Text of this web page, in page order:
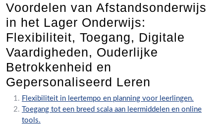
Voordelen van Afstandsonderwijs
in het Lager Onderwijs:
Flexibiliteit, Toegang, Digitale
Vaardigheden, Ouderlijke
Betrokkenheid en
Gepersonaliseerd Leren
Flexibiliteit in leertempo en planning voor leerlingen.
Toegang tot een breed scala aan leermiddelen en online
tools.